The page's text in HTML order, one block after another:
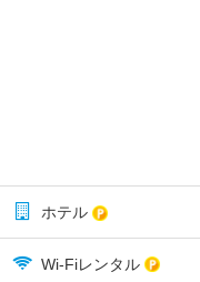
ホテル
Wi-Fiレンタル